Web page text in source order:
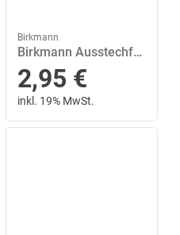
Birkmann
Birkmann Ausstechform »Pferdekopf 6.5 cm«, Edelstahl
2,95 €
inkl. 19% MwSt.